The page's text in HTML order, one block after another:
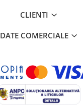
CLIENTI
DATE COMERCIALE